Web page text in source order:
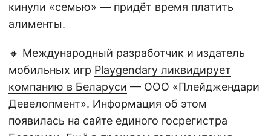
кинули «семью» — придёт время платить
алименты.
🔸 Международный разработчик и издатель
мобильных игр Playgendary ликвидирует
компанию в Беларуси — ООО «Плейджендари
Девелопмент». Информация об этом
появилась на сайте единого госрегистра